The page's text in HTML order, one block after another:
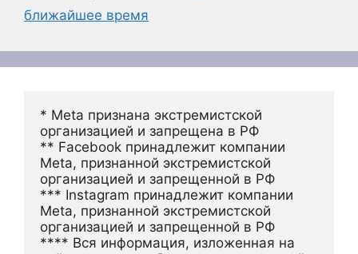
ближайшее время
* Meta признана экстремистской
организацией и запрещена в РФ
** Facebook принадлежит компании
Meta, признанной экстремистской
организацией и запрещенной в РФ
*** Instagram принадлежит компании
Meta, признанной экстремистской
организацией и запрещенной в РФ
**** Вся информация, изложенная на